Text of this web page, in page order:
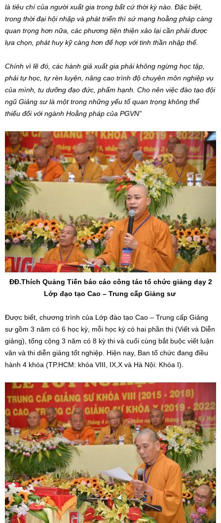
là tiêu chí của người xuất gia trong bất cứ thời kỳ nào. Đặc biệt,
trong thời đại hội nhập và phát triển thì sứ mạng hoằng pháp càng
quan trọng hơn nữa, các phương tiện thiện xảo lại cần phải được
lựa chọn, phát huy kỹ càng hơn để hợp với tinh thần nhập thế.
Chính vì lẽ đó, các hành giả xuất gia phải không ngừng học tập,
phải tự học, tự rèn luyện, nâng cao trình độ chuyên môn nghiệp vụ
của mình, tu dưỡng đạo đức, phẩm hạnh. Cho nên việc đào tạo đội
ngũ Giảng sư là một trong những yếu tố quan trọng không thể
thiếu đối với ngành Hoằng pháp của PGVN”
ĐĐ.Thích Quảng Tiến báo cáo công tác tổ chức giảng dạy 2
Lớp đạo tạo Cao – Trung cấp Giảng sư
Được biết, chương trình của Lớp đào tạo Cao – Trung cấp Giảng
sư gồm 3 năm có 6 học kỳ, mỗi học kỳ có hai phần thi (Viết và Diễn
giảng), tổng cộng 3 năm có 8 kỳ thi và cuối cùng bắt buộc viết luận
văn và thi diễn giảng tốt nghiệp. Hiện nay, Ban tổ chức đang điều
hành 4 khóa (TP.HCM: khóa VIII, IX,X và Hà Nội: Khóa I).